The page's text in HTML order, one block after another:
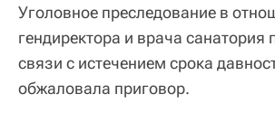
Уголовное преследование в
гендиректора и врача санатория
связи с истечением срока
обжаловала приговор.